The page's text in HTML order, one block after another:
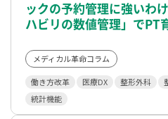
ックの予約管理に強いわ
ハビリの数値管理」でPT
メディカル革命コラム
働き方改革 医療DX 整形外科
統計機能